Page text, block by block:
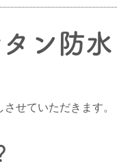
ン防水
せていただきます。